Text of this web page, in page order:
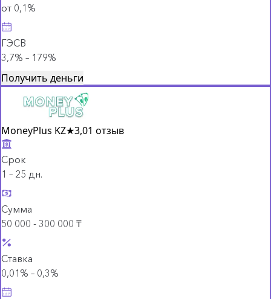
от 0,1%
ГЭСВ
3,7% – 179%
Получить деньги
MoneyPlus KZ★3,01 отзыв
Срок
1 – 25 дн.
Сумма
50 000 - 300 000 ₸
Ставка
0,01% – 0,3%